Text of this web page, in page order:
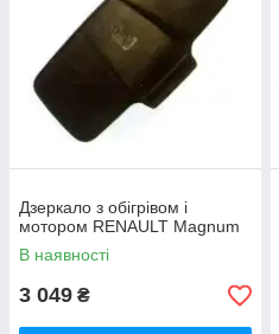
Дзеркало з обігрівом і
мотором RENAULT Magnum
В наявності
3 049 ₴